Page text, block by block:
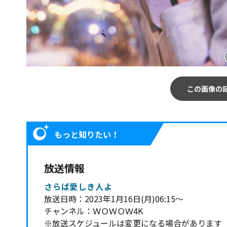
この画像の
もっと知りたい！
放送情報
さらば愛しき人よ
放送日時：2023年1月16日(月)06:15～
チャンネル：ＷＯＷＯＷ4K
※放送スケジュールは変更になる場合があります